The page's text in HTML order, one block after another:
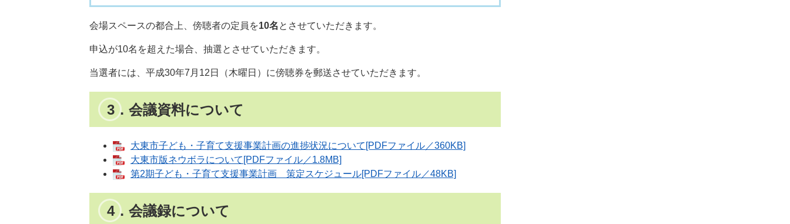
会場スペースの都合上、傍聴者の定員を10名 とさせていただきます。
申込が10名を超えた場合、抽選とさせていただきます。
当選者には、平成30年7月12日（木曜日）に傍聴券を郵送させていただきます。
3．会議資料について
大東市子ども・子育て支援事業計画の進捗状況について[PDFファイル／360KB]
大東市版ネウボラについて[PDFファイル／1.8MB]
第2期子ども・子育て支援事業計画 策定スケジュール[PDFファイル／48KB]
4．会議録について